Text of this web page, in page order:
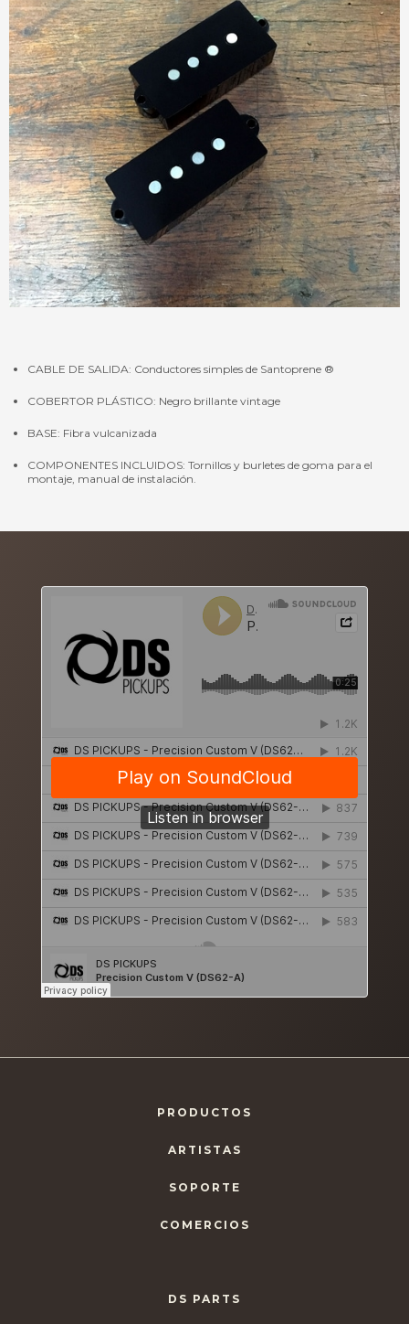
CABLE DE SALIDA: Conductores simples de Santoprene ®
COBERTOR PLÁSTICO: Negro brillante vintage
BASE: Fibra vulcanizada
COMPONENTES INCLUIDOS: Tornillos y burletes de goma para el
montaje, manual de instalación.
PRODUCTOS
ARTISTAS
SOPORTE
COMERCIOS
DS PARTS